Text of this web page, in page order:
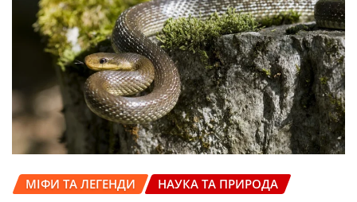
МІФИ ТА ЛЕГЕНДИ НАУКА ТА ПРИРОДА